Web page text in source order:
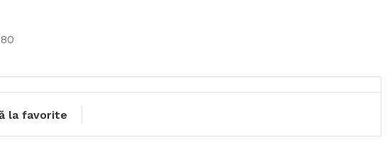
la favorite